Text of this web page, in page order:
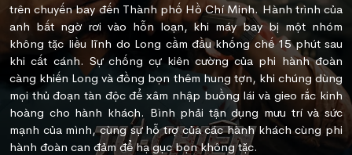
trên chuyến bay đến Thành phố Hồ Chí Minh. Hành trình của
anh bất ngờ rơi vào hỗn loạn, khi máy bay bị một nhóm
không tặc liều lĩnh do Long cầm đầu khống chế 15 phút sau
khi cất cánh. Sự chống cự kiên cường của phi hành đoàn
càng khiến Long và đồng bọn thêm hung tợn, khi chúng dùng
mọi thủ đoạn tàn độc để xâm nhập buồng lái và gieo rắc kinh
hoàng cho hành khách. Bình phải tận dụng mưu trí và sức
mạnh của mình, cùng sự hỗ trợ của các hành khách cùng phi
hành đoàn can đảm để hạ gục bọn không tặc.